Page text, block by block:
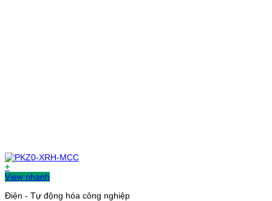
+
View nhanh
Điện - Tự động hóa công nghiệp